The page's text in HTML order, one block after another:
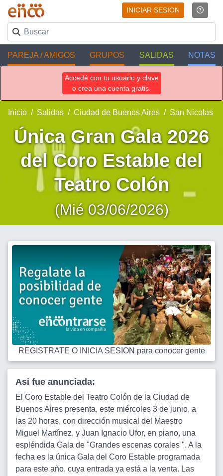
INICIAR SESION
PAREJA / AMIGOS GRUPOS SALIDAS NOTAS
Accedé con tu usuario y clave
o crea una cuenta gratis.
Inicio Salidas Ciudad de Buenos Aires San Nicolas
Única Gran Gala 2026
del Coro Estable del
Teatro Colón
(Mié 03/06/2026)
REGISTRATE O INICIA SESION para conocer gente
Asi fue anunciada:
El Coro Estable del Teatro Colón de la Ciudad de
Buenos Aires presenta, este miércoles 3 de junio, a
las 20 horas, con dirección musical del Maestro
Miguel Martínez, y Juan Ignacio Ufor, en piano, una
espléndida Gala de "Grandes escenas corales ". A la
fecha es la única Gala del Coro Estable programada
para este año, cuya entrada ya está a la venta. Las